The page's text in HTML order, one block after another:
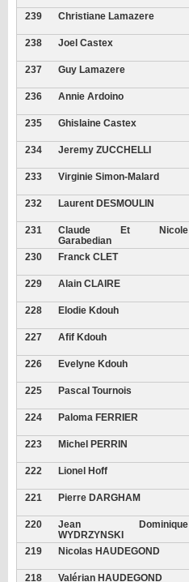
239 Christiane Lamazere
238 Joel Castex
237 Guy Lamazere
236 Annie Ardoino
235 Ghislaine Castex
234 Jeremy ZUCCHELLI
233 Virginie Simon-Malard
232 Laurent DESMOULIN
231
Claude Et Nicole
Garabedian
230 Franck CLET
229 Alain CLAIRE
228 Elodie Kdouh
227 Afif Kdouh
226 Evelyne Kdouh
225 Pascal Tournois
224 Paloma FERRIER
223 Michel PERRIN
222 Lionel Hoff
221 Pierre DARGHAM
220
Jean Dominique
WYDRZYNSKI
219 Nicolas HAUDEGOND
218 Valérian HAUDEGOND